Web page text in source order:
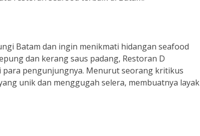
Batam dan ingin menikmati hidangan seafood
dan kerang saus padang, Restoran D
pengunjungnya. Menurut seorang kritikus
unik dan menggugah selera, membuatnya layak